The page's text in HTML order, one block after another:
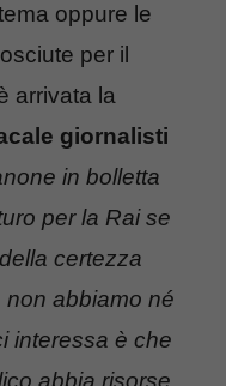
oppure le
per il
arrivata la
giornalisti
in bolletta
per la Rai se
certezza
non abbiamo né
interessa è che
abbia risorse